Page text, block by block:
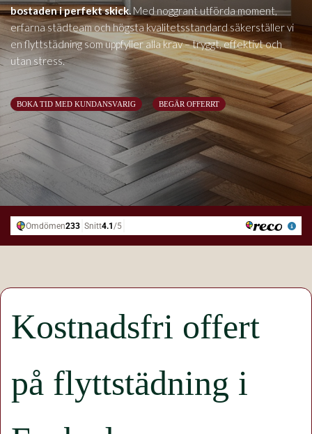
bostaden i perfekt skick. Med noggrant utförda moment,
erfarna städteam och högsta kvalitetsstandard säkerställer vi
en flyttstädning som uppfyller alla krav – tryggt, effektivt och
utan stress.
BOKA TID MED KUNDANSVARIG BEGÄR OFFERRT
Kostnadsfri offert
på flyttstädning i